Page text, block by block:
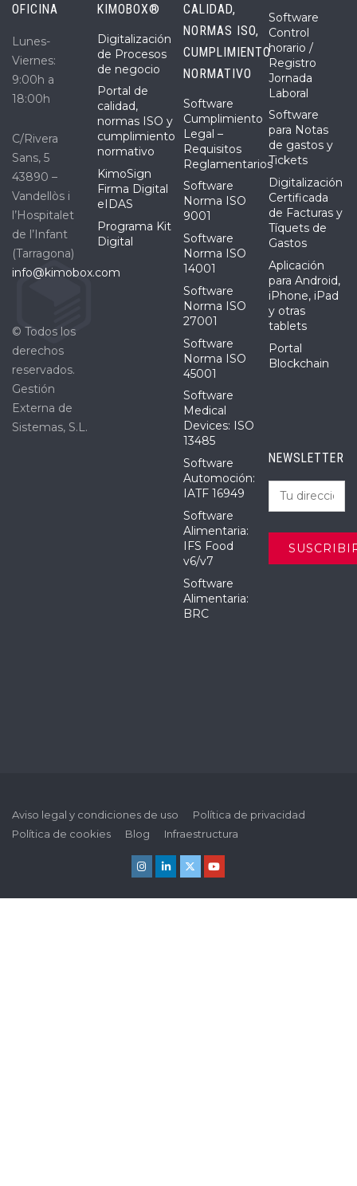
OFICINA
Lunes-
Viernes:
9:00h a
18:00h
C/Rivera
Sans, 5
43890 –
Vandellòs i
l’Hospitalet
de l’Infant
(Tarragona)
info@kimobox.com
© Todos los
derechos
reservados.
Gestión
Externa de
Sistemas, S.L.
KIMOBOX®
Digitalización
de Procesos
de negocio
Portal de
calidad,
normas ISO y
cumplimiento
normativo
KimoSign
Firma Digital
eIDAS
Programa Kit
Digital
CALIDAD,
NORMAS ISO,
CUMPLIMIENTO
NORMATIVO
Software
Cumplimiento
Legal –
Requisitos
Reglamentarios
Software
Norma ISO
9001
Software
Norma ISO
14001
Software
Norma ISO
27001
Software
Norma ISO
45001
Software
Medical
Devices: ISO
13485
Software
Automoción:
IATF 16949
Software
Alimentaria:
IFS Food
v6/v7
Software
Alimentaria:
BRC
Software
Control
horario /
Registro
Jornada
Laboral
Software
para Notas
de gastos y
Tickets
Digitalización
Certificada
de Facturas y
Tíquets de
Gastos
Aplicación
para Android,
iPhone, iPad
y otras
tablets
Portal
Blockchain
NEWSLETTER
Aviso legal y condiciones de uso
Política de privacidad
Política de cookies
Blog Infraestructura